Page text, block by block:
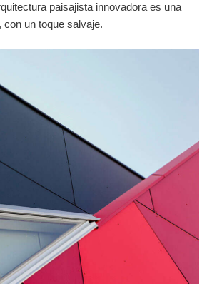
paisajista innovadora es una
un toque salvaje.